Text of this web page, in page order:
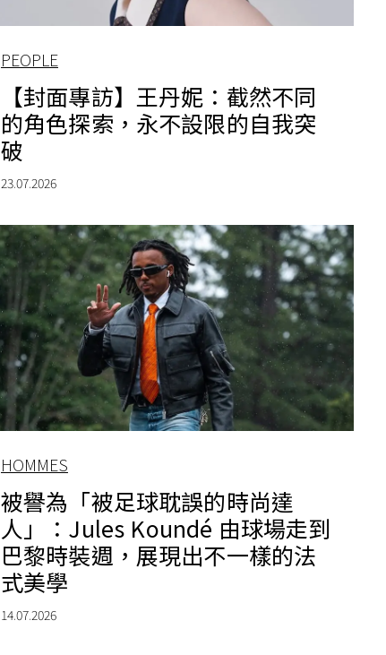
PEOPLE
【封面專訪】王丹妮：截然不同
的角色探索，永不設限的自我突
破
23.07.2026
HOMMES
被譽為「被足球耽誤的時尚達
人」：Jules Koundé 由球場走到
巴黎時裝週，展現出不一樣的法
式美學
14.07.2026